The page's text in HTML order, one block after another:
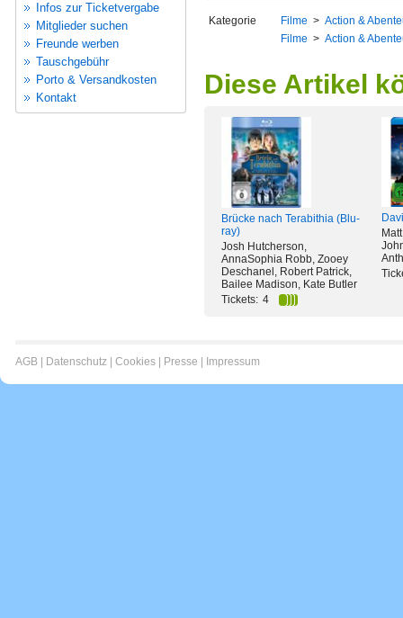
Infos zur Ticketvergabe
Mitglieder suchen
Freunde werben
Tauschgebühr
Porto & Versandkosten
Kontakt
Kategorie Filme > Action &
Filme > Action &
Diese Artikel
Brücke nach Terabithia (Blu-
ray)
Josh Hutcherson,
AnnaSophia Robb, Zooey
Deschanel, Robert Patrick,
Bailee Madison, Kate Butler
Tickets: 4
AGB Datenschutz Cookies Presse Impressum